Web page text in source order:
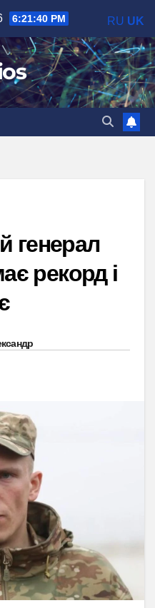
6:21:41 PM
генерал
рекорд і
RU UK